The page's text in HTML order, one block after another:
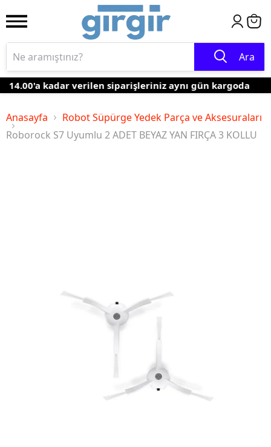
Ara
14.00'a kadar verilen siparişleriniz aynı gün kargoda
Anasayfa
Robot Süpürge Yedek Parça ve Aksesuraları
Roborock S7 Uyumlu 2 ADET BEYAZ YAN FIRÇA 3 KOLLU